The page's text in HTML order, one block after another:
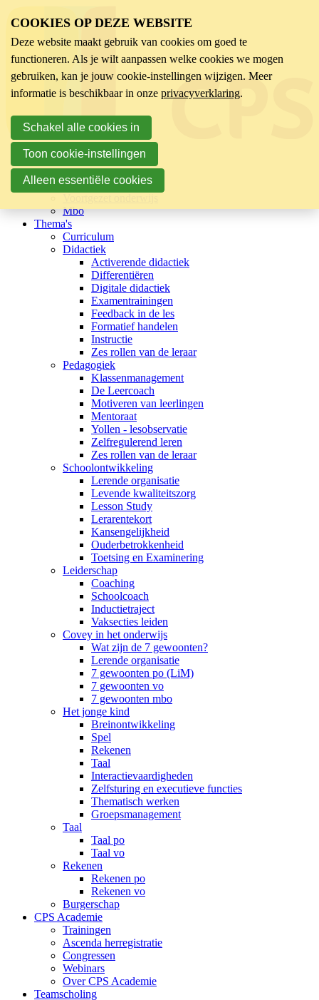
Sector
Kinderopvang
Basisonderwijs
Mbo
Thema's
Curriculum
Didactiek
Activerende didactiek
Differentiëren
Digitale didactiek
Examentrainingen
Feedback in de les
Formatief handelen
Instructie
Zes rollen van de leraar
Pedagogiek
Klassenmanagement
De Leercoach
Motiveren van leerlingen
Mentoraat
Yollen - lesobservatie
Zelfregulerend leren
Zes rollen van de leraar
Schoolontwikkeling
Lerende organisatie
Levende kwaliteitszorg
Lesson Study
Lerarentekort
Kansengelijkheid
Ouderbetrokkenheid
Toetsing en Examinering
Leiderschap
Coaching
Schoolcoach
Inductietraject
Vaksecties leiden
Covey in het onderwijs
Wat zijn de 7 gewoonten?
Lerende organisatie
7 gewoonten po (LiM)
7 gewoonten vo
7 gewoonten mbo
Het jonge kind
Breinontwikkeling
Spel
Rekenen
Taal
Interactievaardigheden
Zelfsturing en executieve functies
Thematisch werken
Groepsmanagement
Taal
Taal po
Taal vo
Rekenen
Rekenen po
Rekenen vo
Burgerschap
CPS Academie
Trainingen
Ascenda herregistratie
Congressen
Webinars
Over CPS Academie
Teamscholing
COOKIES OP DEZE WEBSITE
Deze website maakt gebruik van cookies om goed te
functioneren. Als je wilt aanpassen welke cookies we mogen
gebruiken, kan je jouw cookie-instellingen wijzigen. Meer
informatie is beschikbaar in onze privacyverklaring.
Schakel alle cookies in
Toon cookie-instellingen
Alleen essentiële cookies